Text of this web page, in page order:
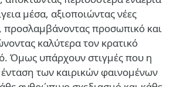
μέσα, αξιοποιώντας νέες
προσλαμβάνοντας προσωπικό και
καλύτερα τον κρατικό
Όμως υπάρχουν στιγμές που η
των καιρικών φαινομένων